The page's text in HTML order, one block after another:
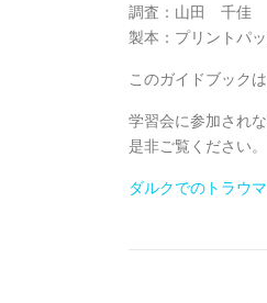
調査：山田 千佳
製本：プリントパ
このガイドブック
学習会に参加され
是非ご覧ください。
ダルクでのトラウ